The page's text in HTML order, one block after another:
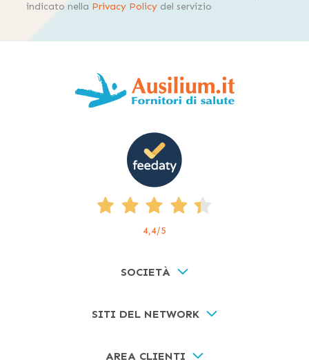
indicato nella Privacy Policy del servizio
4,4/5
SOCIETÀ
SITI DEL NETWORK
AREA CLIENTI